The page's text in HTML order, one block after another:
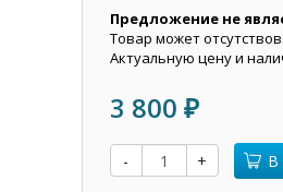
Предложение не
Товар может
Актуальную цену и
3 800 ₽
- + В